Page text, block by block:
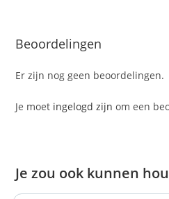
Beoordelingen
Er zijn nog geen beoordelingen.
Je moet ingelogd zijn om een
Je zou ook kunnen